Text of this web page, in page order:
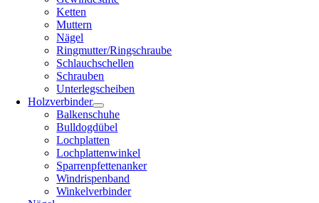
Ketten
Muttern
Nägel
Ringmutter/Ringschraube
Schlauchschellen
Schrauben
Unterlegscheiben
Holzverbinder
Balkenschuhe
Bulldogdübel
Lochplatten
Lochplattenwinkel
Sparrenpfettenanker
Windrispenband
Winkelverbinder